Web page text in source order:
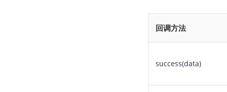
回调方法
success(data)